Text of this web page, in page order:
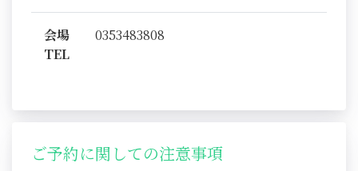
会場
TEL
0353483808
ご予約に関しての注意事項